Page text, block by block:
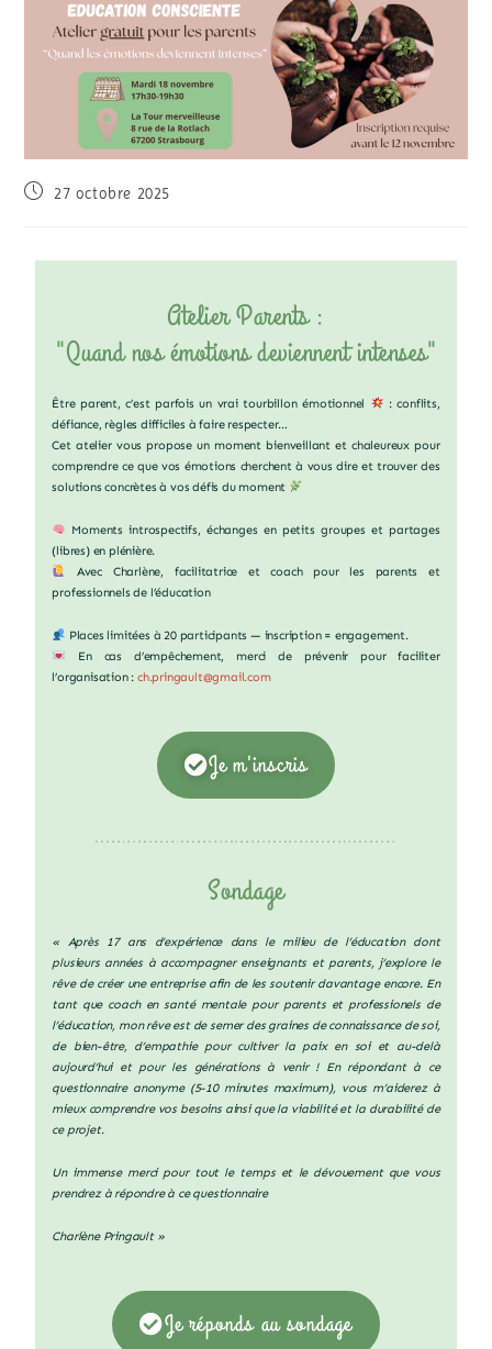
27 octobre 2025
Atelier Parents :
"Quand nos émotions deviennent intenses"
Être parent, c’est parfois un vrai tourbillon émotionnel
: conflits,
défiance, règles difficiles à faire respecter…
Cet atelier vous propose un moment bienveillant et chaleureux pour
comprendre ce que vos émotions cherchent à vous dire et trouver des
solutions concrètes à vos défis du moment
Moments introspectifs, échanges en petits groupes et partages
(libres) en plénière.
Avec Charlène, facilitatrice et coach pour les parents et
professionnels de l’éducation
Places limitées à 20 participants — inscription = engagement.
En cas d’empêchement, merci de prévenir pour faciliter
l’organisation :ch.pringault@gmail.com
Je m'inscris
Sondage
« Après 17 ans d’expérience dans le milieu de l’éducation dont
plusieurs années à accompagner enseignants et parents, j’explore le
rêve de créer une entreprise afin de les soutenir davantage encore. En
tant que coach en santé mentale pour parents et professionels de
l’éducation, mon rêve est de semer des graines de connaissance de soi,
de bien-être, d’empathie pour cultiver la paix en soi et au-delà
aujourd’hui et pour les générations à venir ! En répondant à ce
questionnaire anonyme (5-10 minutes maximum), vous m’aiderez à
mieux comprendre vos besoins ainsi que la viabilité et la durabilité de
ce projet.
Un immense merci pour tout le temps et le dévouement que vous
prendrez à répondre à ce questionnaire
Charlène Pringault »
Je réponds au sondage